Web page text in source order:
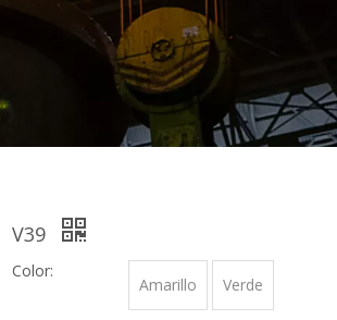
V39
Color:
Amarillo Verde